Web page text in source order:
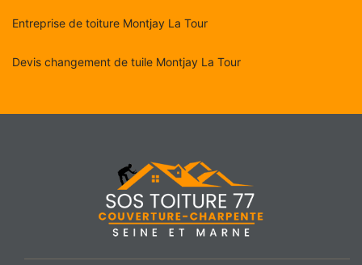
Entreprise de toiture Montjay La Tour
Devis changement de tuile Montjay La Tour